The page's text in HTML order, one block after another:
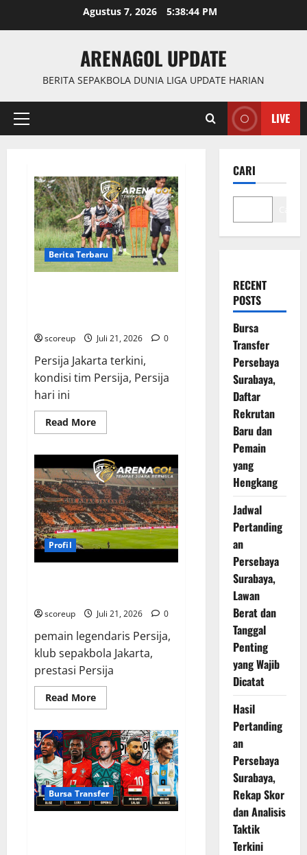
Agustus 7, 2026 5:38:45 PM
ARENAGOL UPDATE
BERITA SEPAKBOLA DUNIA LIGA UPDATE HARIAN
Primary
LIVE
Berita Terbaru
scoreup Juli 21, 2026 0
Persija Jakarta terkini,
kondisi tim Persija, Persija
hari ini
Read MoreRead
more
Jakarta
Kabar
Terkini
Latihan
dan
Kondisi
Tim
Jelang
Laga
Profil
scoreup Juli 21, 2026 0
pemain legendaris Persija,
klub sepakbola Jakarta,
prestasi Persija
Read MoreRead
more
Jakarta
Sejarah
Panjang
dan
Deretan
Prestasi
Gemilang
Bursa Transfer
CARI
RECENT
POSTS
Bursa
Transfer
Persebaya
Surabaya,
Daftar
Rekrutan
Baru dan
Pemain
yang
Hengkang
Jadwal
Pertanding
an
Persebaya
Surabaya,
Lawan
Berat dan
Tanggal
Penting
yang Wajib
Dicatat
Hasil
Pertanding
an
Persebaya
Surabaya,
Rekap Skor
dan Analisis
Taktik
Terkini